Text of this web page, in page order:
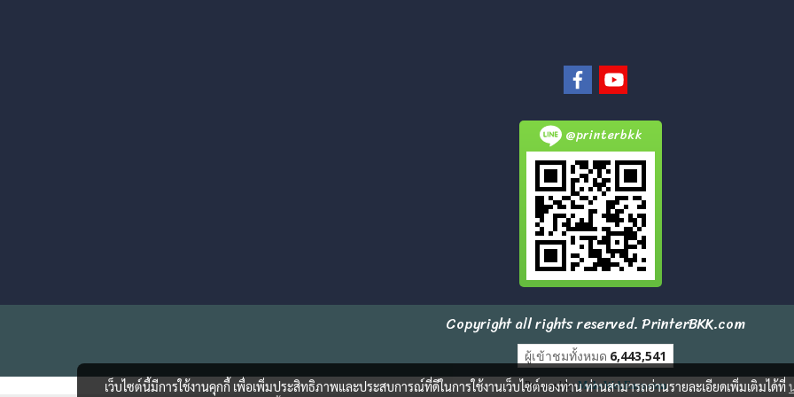
@printerbkk
Copyright all rights reserved. PrinterBKK.com
ผู้เข้าชมวันนี้ 1
Powered byMakeWebEasy.com
เว็บไซต์นี้มีการใช้งานคุกกี้ เพื่อเพิ่มประสิทธิภาพและประสบการณ์ที่ดีในการใช้งานเว็บไซต์ของท่าน ท่านสามารถอ่านรายละเอียดเพิ่มเติมได้ที่